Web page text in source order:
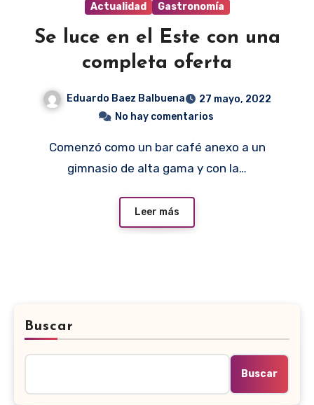
Actualidad Gastronomía
Se luce en el Este con una
completa oferta
Eduardo Baez Balbuena
27 mayo, 2022
No hay comentarios
Comenzó como un bar café anexo a un
gimnasio de alta gama y con la…
Leer más
Buscar
Buscar